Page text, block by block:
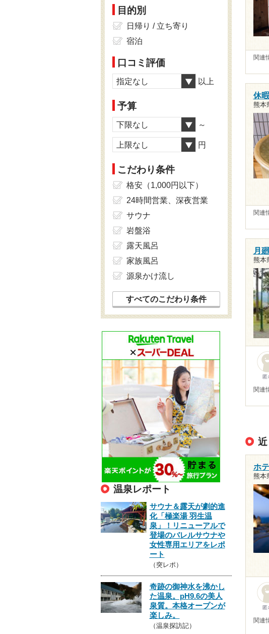
関連
休
熊本
関連
月
熊本
匿
関連
ホ
熊本
匿
関連
目的別
日帰り / 立ち寄り
宿泊
口コミ評価
指定なし 以上
予算
下限なし ～
上限なし 円
こだわり条件
格安（1,000円以下）
24時間営業、深夜営業
サウナ
岩盤浴
露天風呂
家族風呂
源泉かけ流し
すべてのこだわり条件
温泉レポート
サウナ＆露天が劇的進
化「極楽湯 羽生温
泉」！リニューアルで
登場のバレルサウナや
女性専用エリアをレポ
ート
（突レポ）
奇跡の御神水を沸かし
た温泉。pH9.6の美人
泉質。本格オープンが
楽しみ。
（温泉探訪記）